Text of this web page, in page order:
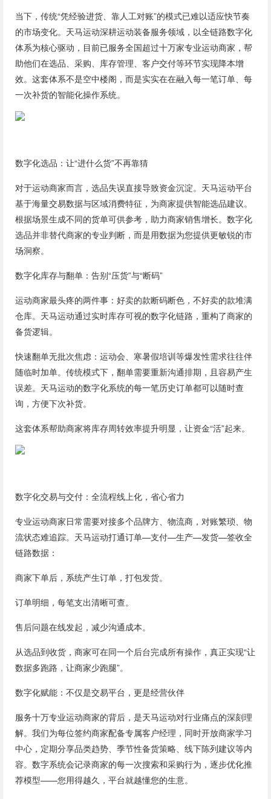
当下，传统“凭经验进货、靠人工对账”的模式已难以适应快节奏
的市场变化。天马运动深耕运动装备服务领域，以全链路数字化
体系为核心驱动，目前已服务全国超过十万家专业运动商家，帮
助他们在选品、采购、库存管理、客户交付等环节实现降本增
效。这套体系不是空中楼阁，而是实实在在融入每一笔订单、每
一次补货的智能化操作系统。
数字化选品：让“进什么货”不再靠猜
对于运动商家而言，选品失误直接导致资金沉淀。天马运动平台
基于海量交易数据与区域消费特征，为商家提供智能选品建议。
根据场景生成不同的货单可供参考，助力商家销售增长。数字化
选品并非替代商家的专业判断，而是用数据为您提供更敏锐的市
场洞察。
数字化库存与翻单：告别“压货”与“断码”
运动商家最头疼的两件事：好卖的款断码断色，不好卖的款堆满
仓库。天马运动通过实时库存可视的数字化链路，重构了商家的
备货逻辑。
快速翻单无批次焦虑：运动会、寒暑假培训等爆发性需求往往伴
随临时加单。传统模式下，翻单需要重新沟通排期，且容易产生
误差。天马运动的数字化系统的每一笔历史订单都可以随时查
询，方便下次补货。
这套体系帮助商家将库存周转效率提升明显，让资金“活”起来。
数字化交易与交付：全流程线上化，省心省力
专业运动商家日常需要对接多个品牌方、物流商，对账繁琐、物
流状态难追踪。天马运动打通订单—支付—生产—发货—签收全
链路数据：
商家下单后，系统产生订单，打包发货。
订单明细，每笔支出清晰可查。
售后问题在线发起，减少沟通成本。
从选品到收货，商家可在同一个后台完成所有操作，真正实现“让
数据多跑路，让商家少跑腿”。
数字化赋能：不仅是交易平台，更是经营伙伴
服务十万专业运动商家的背后，是天马运动对行业痛点的深刻理
解。我们为每位签约商家配备专属客户经理，同时开放商家学习
中心，定期分享品类趋势、季节性备货策略、线下陈列建议等内
容。数字系统会记录商家的每一次搜索和采购行为，逐步优化推
荐模型——您用得越久，平台就越懂您的生意。